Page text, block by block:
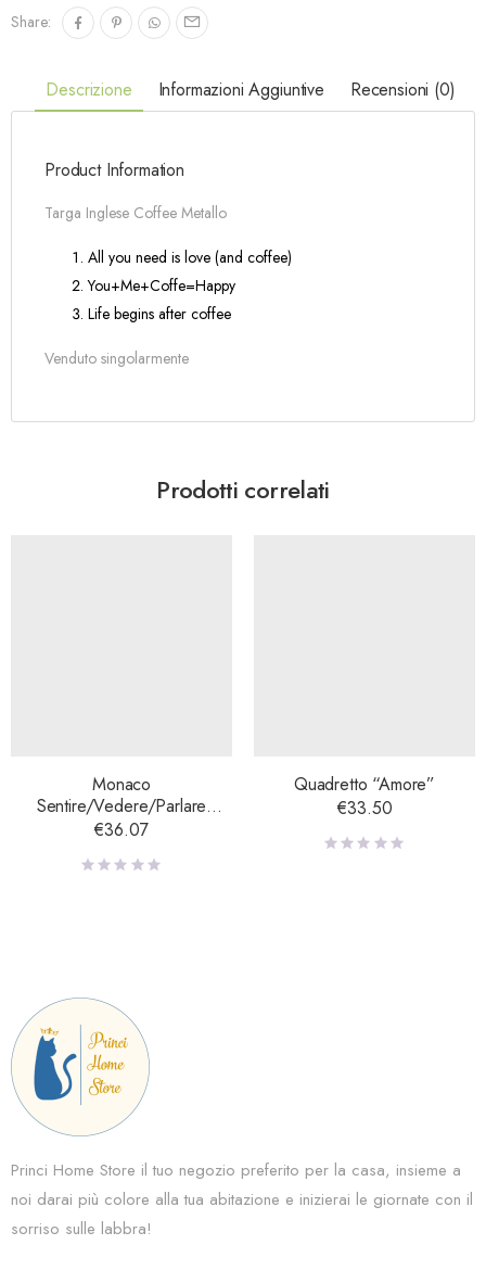
Share:
Descrizione Informazioni Aggiuntive Recensioni (0)
Product Information
Targa Inglese Coffee Metallo
All you need is love (and coffee)
You+Me+Coffe=Happy
Life begins after coffee
Venduto singolarmente
Prodotti correlati
Monaco
Sentire/Vedere/Parlare
Resina Grigio Large
€36.07
Quadretto “Amore”
€33.50
Princi Home Store il tuo negozio preferito per la casa, insieme a
noi darai più colore alla tua abitazione e inizierai le giornate con il
sorriso sulle labbra!